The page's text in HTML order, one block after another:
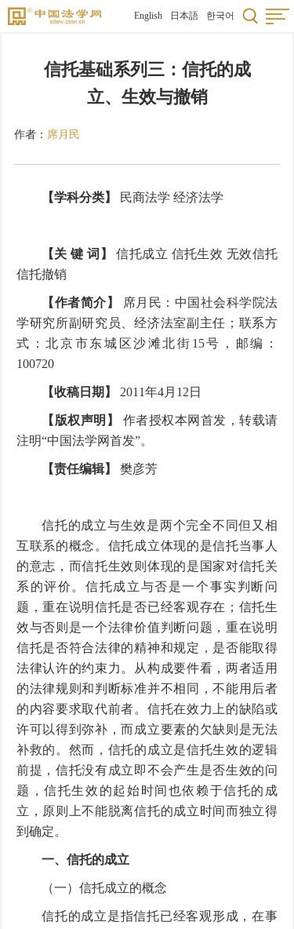
English 日本語 한국어
信托基础系列三：信托的成
立、生效与撤销
作者： 席月民
【学科分类】 民商法学 经济法学
【关 键 词】
信托成立 信托生效 无效信托
信托撤销
【作者简介】
席月民：中国社会科学院法
学研究所副研究员、经济法室副主任；联系方
式：北京市东城区沙滩北街15号，邮编：
100720
【收稿日期】 2011年4月12日
【版权声明】
作者授权本网首发，转载请
注明“中国法学网首发”。
【责任编辑】 樊彦芳
信托的成立与生效是两个完全不同但又相
互联系的概念。信托成立体现的是信托当事人
的意志，而信托生效则体现的是国家对信托关
系的评价。信托成立与否是一个事实判断问
题，重在说明信托是否已经客观存在；信托生
效与否则是一个法律价值判断问题，重在说明
信托是否符合法律的精神和规定，是否能取得
法律认许的约束力。从构成要件看，两者适用
的法律规则和判断标准并不相同，不能用后者
的内容要求取代前者。信托在效力上的缺陷或
许可以得到弥补，而成立要素的欠缺则是无法
补救的。然而，信托的成立是信托生效的逻辑
前提，信托没有成立即不会产生是否生效的问
题，信托生效的起始时间也依赖于信托的成
立，原则上不能脱离信托的成立时间而独立得
到确定。
一、信托的成立
（一）信托成立的概念
信托的成立是指信托已经客观形成，在事